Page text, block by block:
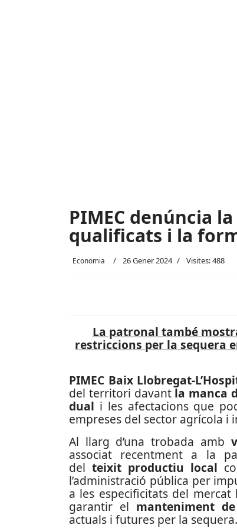
PIMEC denúncia
qualificats i la
Economia 26 Gener 2024 Visites: 488
La patronal també
restriccions per la sequera
PIMEC Baix Llobregat-
del territori davant la manca
dual i les afectacions que
empreses del sector agrícola i
Al llarg d’una trobada amb
associat recentment a la
del teixit productiu local
l’administració pública per
a les especificitats del
garantir el manteniment
actuals i futures per la sequera.